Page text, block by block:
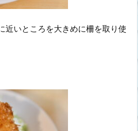
近いところを大きめに柵を取り使